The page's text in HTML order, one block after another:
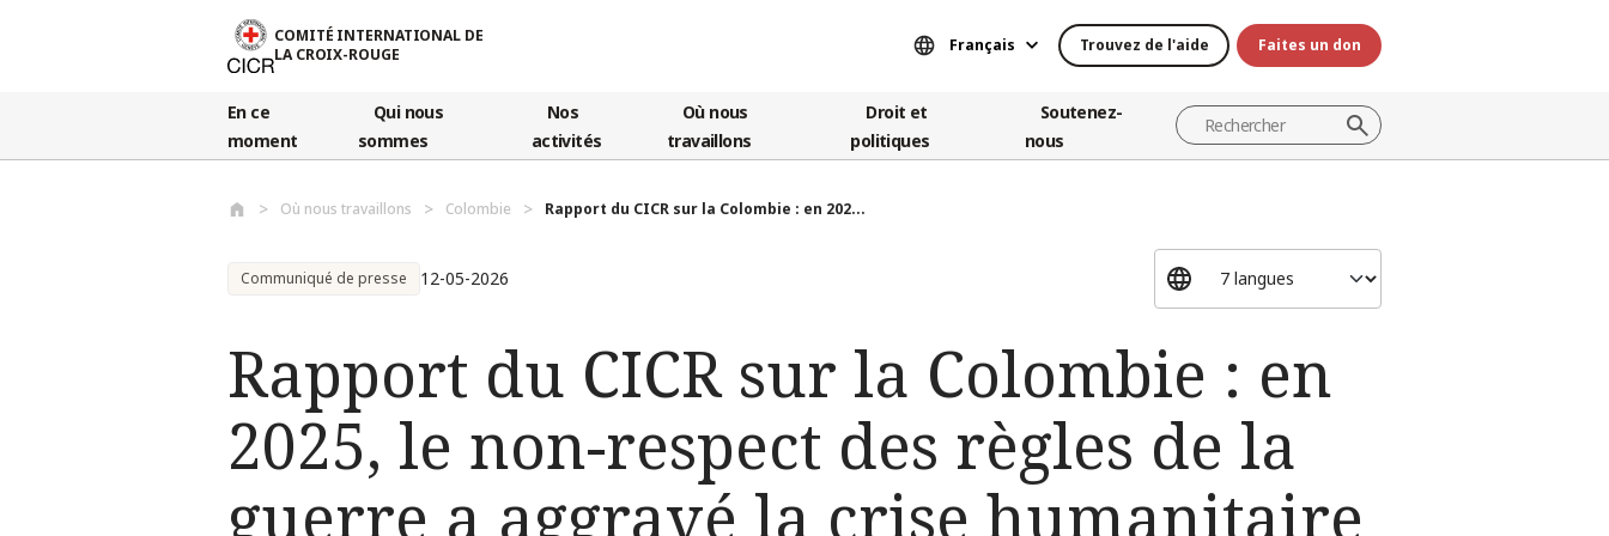
COMITÉ INTERNATIONAL DE
LA CROIX-ROUGE
Français Trouvez de l'aide Faites un don
En ce
moment
Qui nous
sommes
Nos
activités
Où nous
travaillons
Droit et
politiques
Soutenez-
nous
Où nous travaillons Colombie Rapport du CICR sur la Colombie : en 202...
Communiqué de presse 12-05-2026
Rapport du CICR sur la Colombie : en
2025, le non-respect des règles de la
guerre a aggravé la crise humanitaire